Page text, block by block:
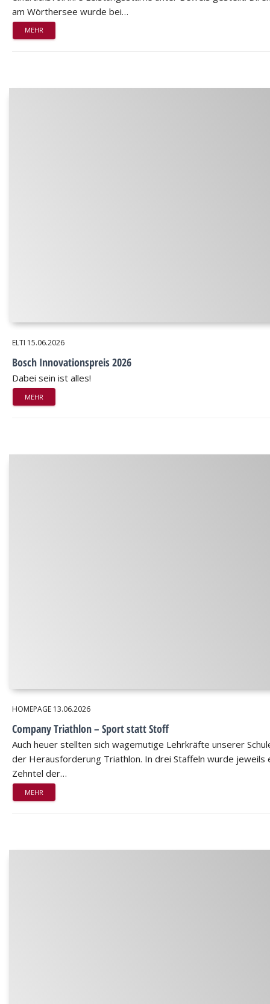
am Wörthersee wurde bei…
MEHR
ELTI 15.06.2026
Bosch Innovationspreis 2026
Dabei sein ist alles!
MEHR
HOMEPAGE 13.06.2026
Company Triathlon – Sport statt Stoff
Auch heuer stellten sich wagemutige Lehrkräfte unserer
der Herausforderung Triathlon. In drei Staffeln wurde jeweils
Zehntel der…
MEHR